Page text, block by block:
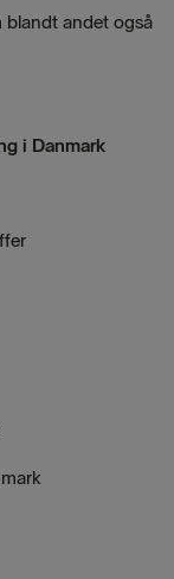
blandt andet også
i Danmark